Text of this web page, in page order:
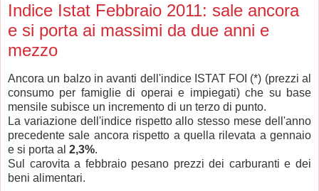
Indice Istat Febbraio 2011: sale ancora
e si porta ai massimi da due anni e
mezzo
Ancora un balzo in avanti dell'indice ISTAT FOI (*) (prezzi al
consumo per famiglie di operai e impiegati) che su base
mensile subisce un incremento di un terzo di punto.
La variazione dell'indice rispetto allo stesso mese dell'anno
precedente sale ancora rispetto a quella rilevata a gennaio
e si porta al 2,3%.
Sul carovita a febbraio pesano prezzi dei carburanti e dei
beni alimentari.